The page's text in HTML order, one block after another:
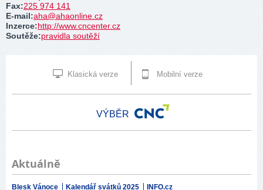
Fax:225 974 141
E-mail:aha@ahaonline.cz
Inzerce:http://www.cncenter.cz
Soutěže:pravidla soutěží
Klasická verze Mobilní verze
VÝBĚR
Aktuálně
Blesk Vánoce Kalendář svátků 2025 INFO.cz